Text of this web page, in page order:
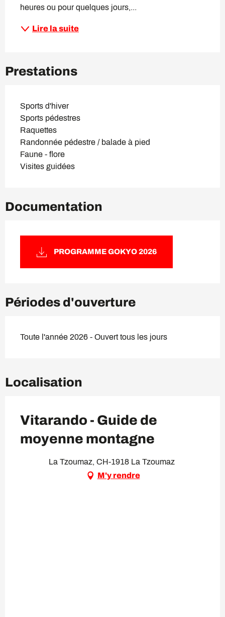
heures ou pour quelques jours,...
Lire la suite
Prestations
Sports d'hiver
Sports pédestres
Raquettes
Randonnée pédestre / balade à pied
Faune - flore
Visites guidées
Documentation
PROGRAMME GOKYO 2026
Périodes d'ouverture
Toute l'année 2026 - Ouvert tous les jours
Localisation
Vitarando - Guide de
moyenne montagne
La Tzoumaz, CH-1918 La Tzoumaz
M'y rendre